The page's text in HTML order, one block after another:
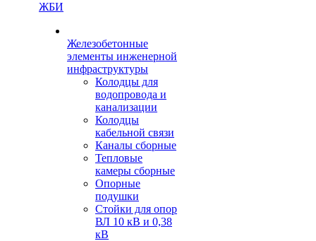
ЖБИ
Железобетонные
элементы инженерной
инфраструктуры
Колодцы для
водопровода и
канализации
Колодцы
кабельной связи
Каналы сборные
Тепловые
камеры сборные
Опорные
подушки
Стойки для опор
ВЛ 10 кВ и 0,38
кВ